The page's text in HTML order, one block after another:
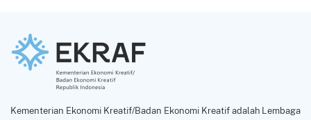
Kementerian Ekonomi Kreatif/Badan Ekonomi Kreatif adalah Lembaga